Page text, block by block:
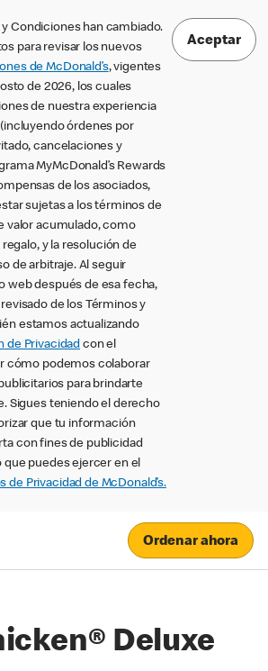
Condiciones han cambiado.
para revisar los nuevos
de McDonald’s, vigentes
de 2026, los cuales
de nuestra experiencia
órdenes por
cancelaciones y
MyMcDonald’s Rewards
de los asociados,
sujetas a los términos de
valor acumulado, como
y la resolución de
de arbitraje. Al seguir
web después de esa fecha,
de los Términos y
estamos actualizando
de Privacidad con el
cómo podemos colaborar
para brindarte
Sigues teniendo el derecho
que tu información
con fines de publicidad
que puedes ejercer en el
Privacidad de McDonald’s.
Aceptar
Ordenar ahora
Deluxe